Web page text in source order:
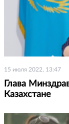
15 июля 2022, 13:47
Глава
Казахстане